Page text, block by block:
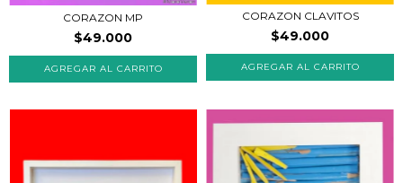
CORAZON MP
$49.000
AGREGAR AL CARRITO
CORAZON CLAVITOS
$49.000
AGREGAR AL CARRITO